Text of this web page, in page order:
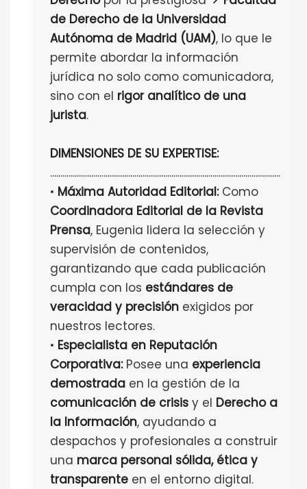
de Derecho de la Universidad
Autónoma de Madrid (UAM), lo que le
permite abordar la información
jurídica no solo como comunicadora,
sino con el rigor analítico de una
jurista.
DIMENSIONES DE SU EXPERTISE:
................................................................................................................
• Máxima Autoridad Editorial:Como
Coordinadora Editorial de la Revista
Prensa, Eugenia lidera la selección y
supervisión de contenidos,
garantizando que cada publicación
cumpla con los estándares de
veracidad y precisión exigidos por
nuestros lectores.
• Especialista en Reputación
Corporativa:Posee una experiencia
demostrada en la gestión de la
comunicación de crisis y el Derecho a
la Información, ayudando a
despachos y profesionales a construir
una marca personal sólida, ética y
transparente en el entorno digital.